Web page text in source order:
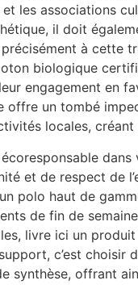
les associations
il doit
précisément à cette
biologique
engagement en
offre un tombé
locales,
écoresponsable
et de respect de
polo haut de
de fin de
livre ici un
c’est
synthèse, offrant